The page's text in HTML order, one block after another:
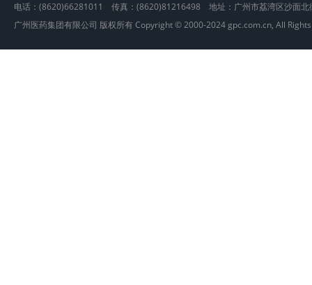
电话：(8620)66281011 传真：(8620)81216498 地址：广州市荔湾区沙
广州医药集团有限公司 版权所有 Copyright © 2000-2024 gpc.com.cn, All